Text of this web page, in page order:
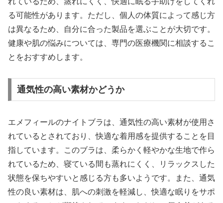
る可能性があります。ただし、個人の体質によって感じ方
は異なるため、自分に合った製品を選ぶことが大切です。
健康や肌の悩みについては、専門の医療機関に相談するこ
とをおすすめします。
通気性の高い素材かどうか
エメフィールのナイトブラは、通気性の高い素材が使用さ
れているとされており、快適な着用感を提供することを目
指しています。このブラは、柔らかく軽やかな生地で作ら
れているため、寝ている間も蒸れにくく、リラックスした
状態を保ちやすいと感じる方も多いようです。また、通気
性の良い素材は、肌への刺激を軽減し、快適な眠りをサポ